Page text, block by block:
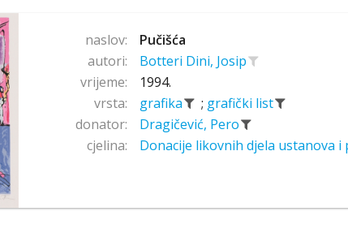
naslov:
Pučišća
autori:
Botteri Dini, Josip
vrijeme:
1994.
vrsta:
grafika ; grafički list
donator:
Dragičević, Pero
cjelina:
Donacije likovnih djela ustanova i